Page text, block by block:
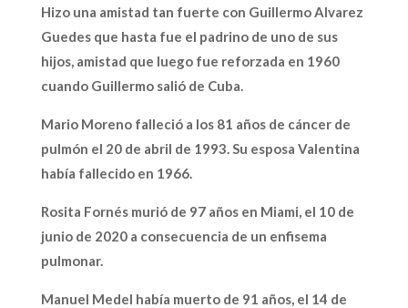
Hizo una amistad tan fuerte con Guillermo Alvarez
Guedes que hasta fue el padrino de uno de sus
hijos, amistad que luego fue reforzada en 1960
cuando Guillermo salió de Cuba.
Mario Moreno falleció a los 81 años de cáncer de
pulmón el 20 de abril de 1993. Su esposa Valentina
había fallecido en 1966.
Rosita Fornés murió de 97 años en Miami, el 10 de
junio de 2020 a consecuencia de un enfisema
pulmonar.
Manuel Medel había muerto de 91 años, el 14 de